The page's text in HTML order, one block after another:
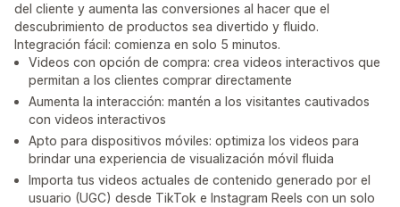
del cliente y aumenta las conversiones al hacer que el
descubrimiento de productos sea divertido y fluido.
Integración fácil: comienza en solo 5 minutos.
Videos con opción de compra: crea videos interactivos que
permitan a los clientes comprar directamente
Aumenta la interacción: mantén a los visitantes cautivados
con videos interactivos
Apto para dispositivos móviles: optimiza los videos para
brindar una experiencia de visualización móvil fluida
Importa tus videos actuales de contenido generado por el
usuario (UGC) desde TikTok e Instagram Reels con un solo